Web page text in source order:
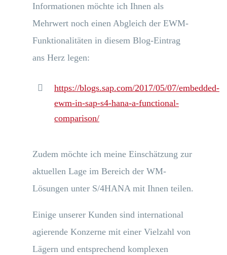
Informationen möchte ich Ihnen als
Mehrwert noch einen Abgleich der EWM-
Funktionalitäten in diesem Blog-Eintrag
ans Herz legen:
https://blogs.sap.com/2017/05/07/embedded-
ewm-in-sap-s4-hana-a-functional-
comparison/
Zudem möchte ich meine Einschätzung zur
aktuellen Lage im Bereich der WM-
Lösungen unter S/4HANA mit Ihnen teilen.
Einige unserer Kunden sind international
agierende Konzerne mit einer Vielzahl von
Lägern und entsprechend komplexen